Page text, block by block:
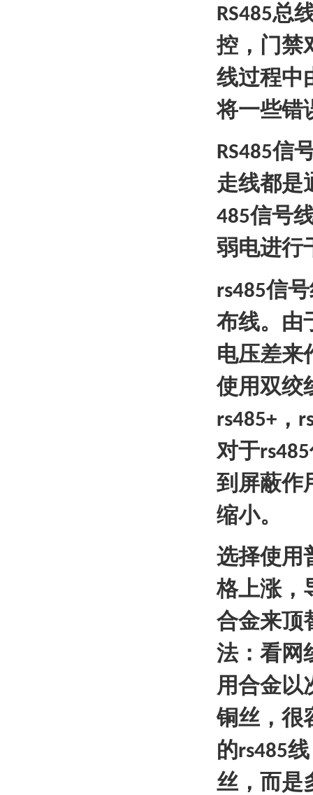
RS485总
控，门禁
线过程中
将一些错
RS485信
走线都是
485信号
弱电进行
rs485信
布线。由
电压差来
使用双绞
rs485+ ，
对于rs485
到屏蔽作
缩小。
选择使用
格上涨，
合金来顶
法：看网
用合金以
铜丝，很
的rs485
丝，而是